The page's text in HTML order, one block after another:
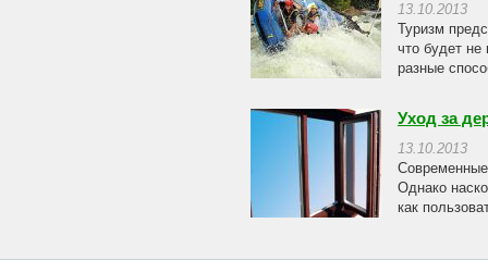
13.10.2013
Туризм
что будет не
разные
Уход за
13.10.2013
Однако
как